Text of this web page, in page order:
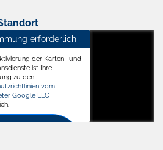
Nienstädt
erforderlich
der Karten- und
ist Ihre
zu den
vom
Google LLC